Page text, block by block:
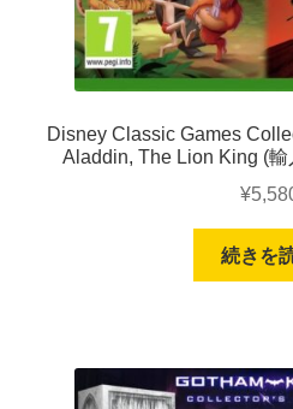
Disney Classic Games
Aladdin, The Lion King (
¥
続きを